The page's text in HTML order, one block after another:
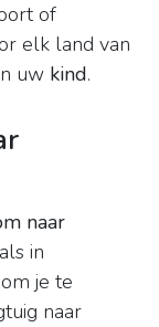
of
elk land van
uw kind.
naar
in
je te
naar